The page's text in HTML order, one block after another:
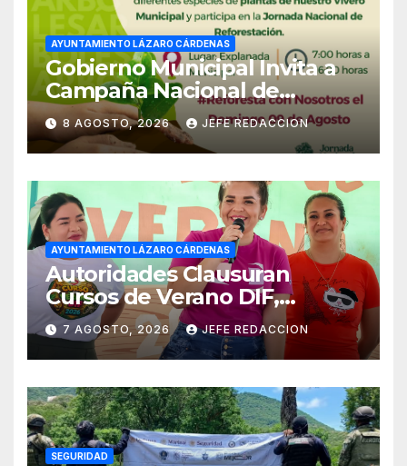
AYUNTAMIENTO LÁZARO CÁRDENAS
Gobierno Municipal Invita a
Campaña Nacional de
Reforestación
8 AGOSTO, 2026 JEFE REDACCION
AYUNTAMIENTO LÁZARO CÁRDENAS
Autoridades Clausuran
Cursos de Verano DIF,
Seguridad Pública y Casa de
Cultura 2026
7 AGOSTO, 2026 JEFE REDACCION
SEGURIDAD